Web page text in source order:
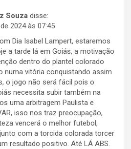
Souza disse:
2024 às 07:45
Dia Isabel Lampert, estaremos
a tarde lá em Goiás, a motivação
dentro do plantel colorado
numa vitória conquistando assim
o jogo não será fácil pois o
necessita subir também na
uma arbitragem Paulista e
isso nos traz preocupação,
vencerá o melhor futebol,
com a torcida colorada torcer
resultado positivo. Até LÁ ABS.